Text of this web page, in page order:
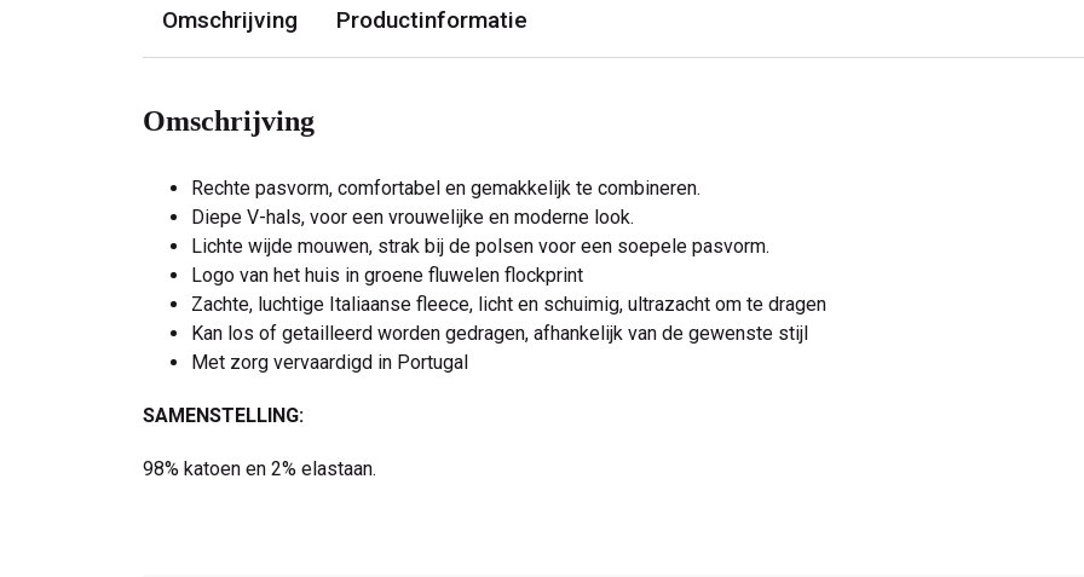
Omschrijving Productinformatie
Omschrijving
Rechte pasvorm, comfortabel en gemakkelijk te combineren.
Diepe V-hals, voor een vrouwelijke en moderne look.
Lichte wijde mouwen, strak bij de polsen voor een soepele pasvorm.
Logo van het huis in groene fluwelen flockprint
Zachte, luchtige Italiaanse fleece, licht en schuimig, ultrazacht om te dragen
Kan los of getailleerd worden gedragen, afhankelijk van de gewenste stijl
Met zorg vervaardigd in Portugal
SAMENSTELLING:
98% katoen en 2% elastaan.